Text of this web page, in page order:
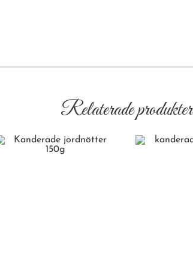
Relaterade produkter